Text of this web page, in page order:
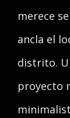
merece
ancla el
distrito.
proyecto